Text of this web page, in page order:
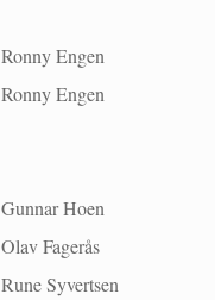
Ronny Engen
Ronny Engen
Gunnar Hoen
Olav Fagerås
Rune Syvertsen